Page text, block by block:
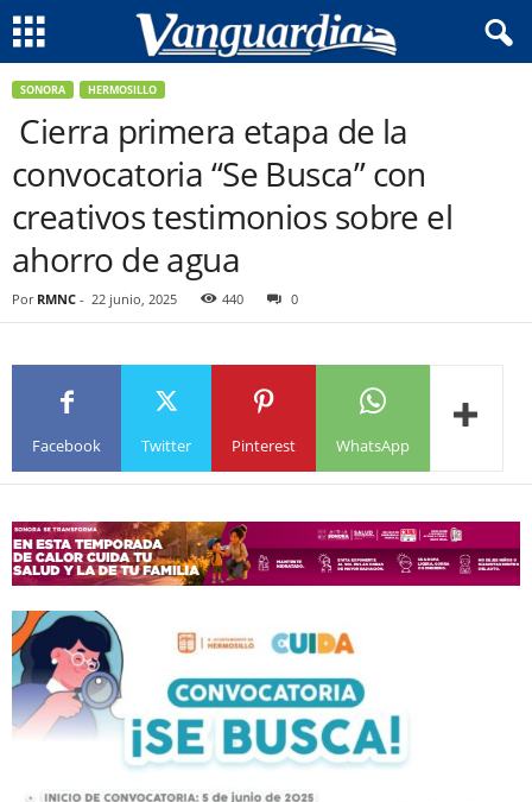
SONORA HERMOSILLO
Cierra primera etapa de la
convocatoria “Se Busca” con
creativos testimonios sobre el
ahorro de agua
Por RMNC - 22 junio, 2025 440 0
Facebook Twitter Pinterest WhatsApp